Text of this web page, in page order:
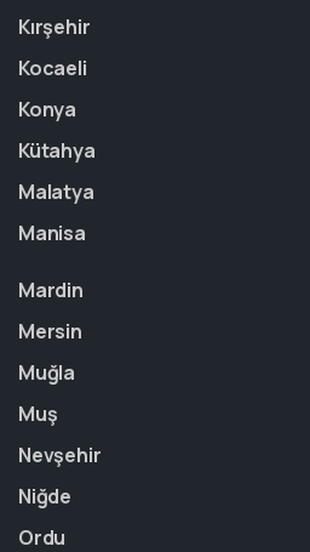
Kırşehir
Kocaeli
Konya
Kütahya
Malatya
Manisa
Mardin
Mersin
Muğla
Muş
Nevşehir
Niğde
Ordu